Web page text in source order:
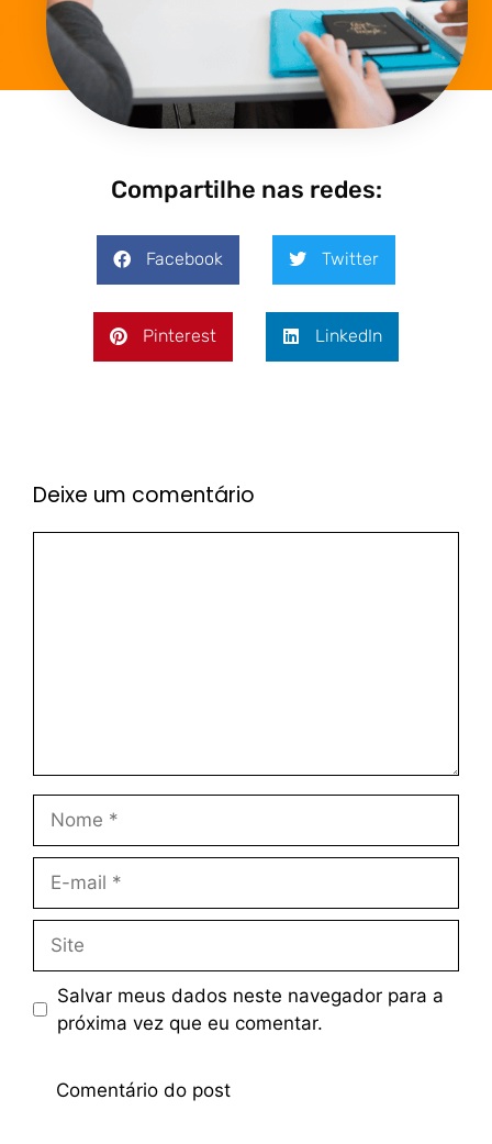
Compartilhe nas redes:
Facebook Twitter
Pinterest LinkedIn
Deixe um comentário
Salvar meus dados neste navegador para a
próxima vez que eu comentar.